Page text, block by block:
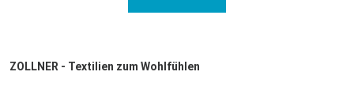
ZOLLNER - Textilien zum Wohlfühlen